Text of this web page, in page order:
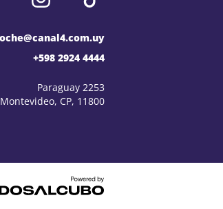
+598 2924 4444
Paraguay 2253
Montevideo, CP, 11800